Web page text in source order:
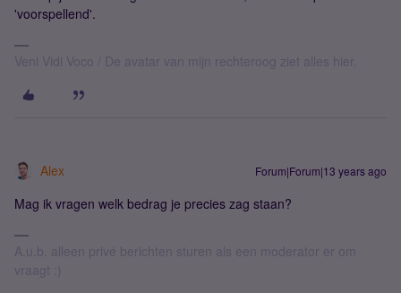
'voorspellend'.
Veni Vidi Voco / De avatar van mijn rechteroog ziet alles hier.
Alex Forum|Forum|13 years ago
Mag ik vragen welk bedrag je precies zag staan?
A.u.b. alleen privé berichten sturen als een moderator er om
vraagt :)